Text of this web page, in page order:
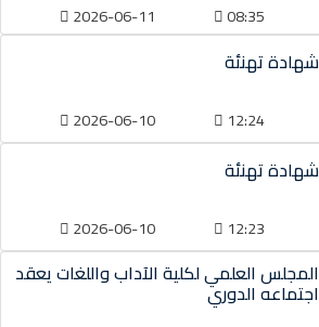
08:35
2026-06-11
شهادة تهنئة
12:24
2026-06-10
شهادة تهنئة
12:23
2026-06-10
المجلس العلمي لكلية الآداب واللغات يعقد
اجتماعه الدوري